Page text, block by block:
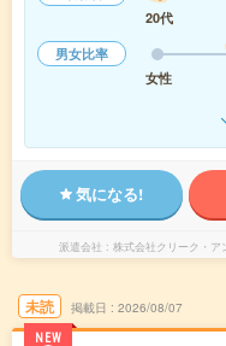
20代
男女比率
女性
気になる!
派遣会社 株式会社クリーク・
未読
NEW
掲載日 2026/08/07